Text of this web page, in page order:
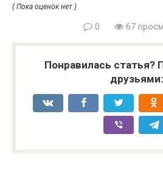
( Пока оценок нет )
0 67
Понравилась статья?
друзьями: